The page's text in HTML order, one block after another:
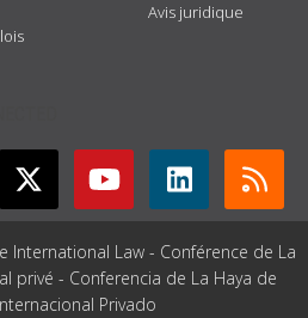
Avis juridique
International Law - Conférence de La
privé - Conferencia de La Haya de
Privado